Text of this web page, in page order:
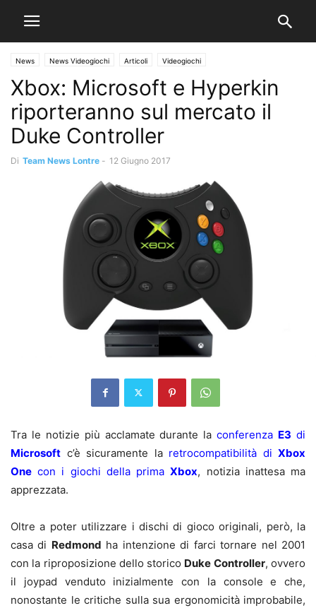
News News Videogiochi Articoli Videogiochi
Xbox: Microsoft e Hyperkin
riporteranno sul mercato il
Duke Controller
Di Team News Lontre - 12 Giugno 2017
Tra le notizie più acclamate durante laconferenza E3 di
Microsoft c’è sicuramente la retrocompatibilità di Xbox
One con i giochi della primaXbox, notizia inattesa ma
apprezzata.
Oltre a poter utilizzare i dischi di gioco originali, però, la
casa di Redmond ha intenzione di farci tornare nel 2001
con la riproposizione dello storico Duke Controller, ovvero
il joypad venduto inizialmente con la console e che,
nonostante le critiche sulla sua ergonomicità improbabile,